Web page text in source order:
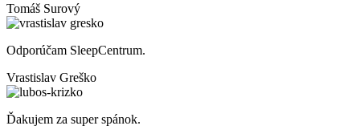
Tomáš Surový
Odporúčam SleepCentrum.
Vrastislav Greško
Ďakujem za super spánok.